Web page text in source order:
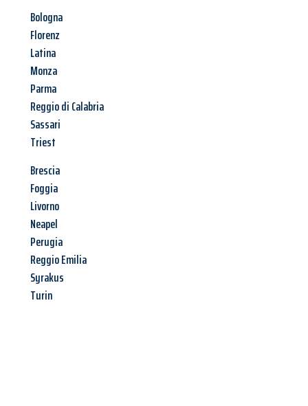
Bologna
Florenz
Latina
Monza
Parma
Reggio di Calabria
Sassari
Triest
Brescia
Foggia
Livorno
Neapel
Perugia
Reggio Emilia
Syrakus
Turin